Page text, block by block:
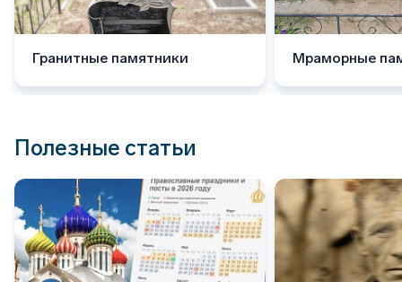
Гранитные памятники Мраморные
Полезные статьи